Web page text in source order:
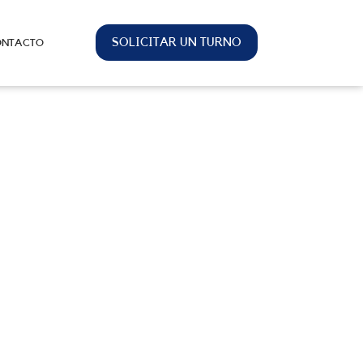
SOLICITAR UN TURNO